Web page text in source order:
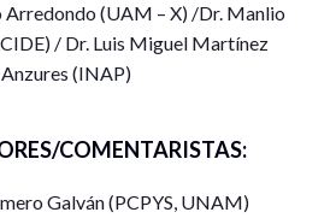
(UAM – X) /Dr. Manlio
/ Dr. Luis Miguel Martínez
Anzures (INAP)
COMENTARISTAS:
Galván (PCPYS, UNAM)